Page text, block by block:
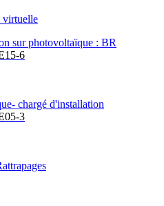
sur photovoltaïque : BR
6
chargé d'installation
3